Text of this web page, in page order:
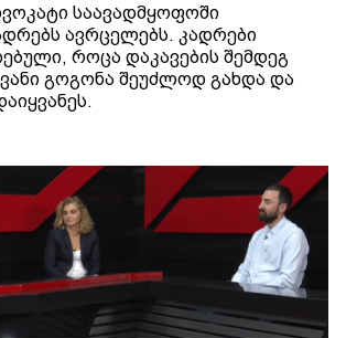
საავადმყოფოში
ავრცელებს. კადრები
როცა დაკავების შემდეგ
გოგონა შეუძლოდ გახდა და